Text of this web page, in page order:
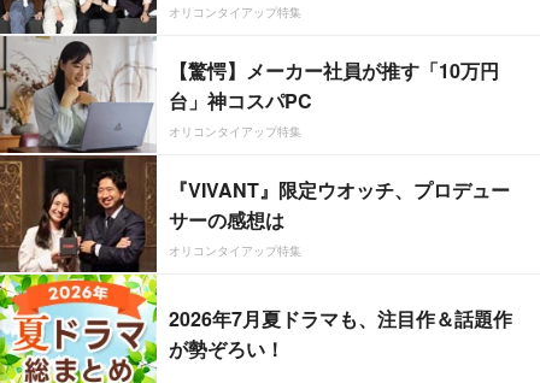
オリコンタイアップ特集
【驚愕】メーカー社員が推す「10万円
台」神コスパPC
オリコンタイアップ特集
『VIVANT』限定ウオッチ、プロデュー
サーの感想は
オリコンタイアップ特集
2026年7月夏ドラマも、注目作＆話題作
が勢ぞろい！